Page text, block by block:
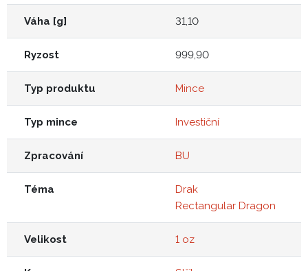
Váha [g] 31,10
Ryzost 999,90
Typ produktu Mince
Typ mince Investiční
Zpracování BU
Téma
Drak
Rectangular Dragon
Velikost 1 oz